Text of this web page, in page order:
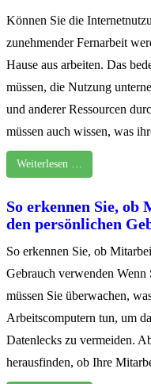
Können Sie die
zunehmender Fernarbeit
Hause aus arbeiten. Das
müssen, die Nutzung
und anderer Ressourcen
müssen auch wissen, was
Weiterlesen …
So erkennen Sie,
den persönlichen
So erkennen Sie, ob
Gebrauch verwenden
müssen Sie überwachen,
Arbeitscomputern tun, um
Datenlecks zu vermeiden.
herausfinden, ob Ihre